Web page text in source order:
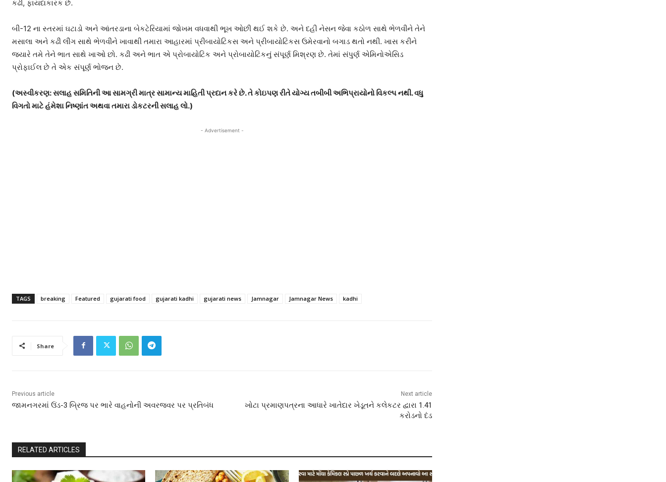
કઢી, ફાયદાકારક છે.
બી-12 ના સ્તરમાં ઘટાડો અને આંતરડાના બેકટેરિયામાં જોખમ વધવાથી ભૂખ ઓછી થઈ શકે છે. અને દહી નેસન જેવા કઠોળ સાથે ભેળવીને તેને
મસાલા અને કઢી લીંગ સાથે ભેળવીને ખાવાથી તમારા આહારમાં પ્રીબાયોટિકસ અને પ્રીબાયોટિકસ ઉમેરવાનો બગાડ થતો નથી. ખાસ કરીને
જ્યારે તમે તેને ભાત સાથે ખાઓ છો. કઢી અને ભાત એ પ્રોબાયોટિક અને પ્રોબાયોટિકનું સંપૂર્ણ મિશ્રણ છે. તેમાં સંપુર્ણ એમિનોએસિડ
પ્રોફાઈલ છે તે એક સંપૂર્ણ ભોજન છે.
(અસ્વીકરણ: સલાહ સમિતિની આ સામગ્રી માત્ર સામાન્ય માહિતી પ્રદાન કરે છે. તે કોઇપણ રીતે યોગ્ય તબીબી અભિપ્રાયોનો વિકલ્પ નથી. વધુ
વિગતો માટે હંમેશા નિષ્ણાંત અથવા તમારા ડોકટરની સલાહ લો.)
- Advertisement -
TAGS breaking Featured gujarati food gujarati kadhi gujarati news Jamnagar Jamnagar News kadhi
Share
Previous article
જામનગરમાં ઉંડ-3 બ્રિજ પર ભારે વાહનોની અવરજવર પર પ્રતિબંધ
Next article
ખોટા પ્રમાણપત્રના આધારે ખાતેદાર ખેડૂતને કલેકટર દ્વારા 1.41
કરોડનો દંડ
RELATED ARTICLES